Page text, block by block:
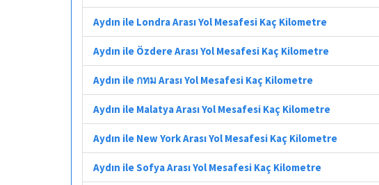
Aydın ile Londra Arası Yol Mesafesi Kaç Kilometre
Aydın ile Özdere Arası Yol Mesafesi Kaç Kilometre
Aydın ile กทม Arası Yol Mesafesi Kaç Kilometre
Aydın ile Malatya Arası Yol Mesafesi Kaç Kilometre
Aydın ile New York Arası Yol Mesafesi Kaç Kilometre
Aydın ile Sofya Arası Yol Mesafesi Kaç Kilometre